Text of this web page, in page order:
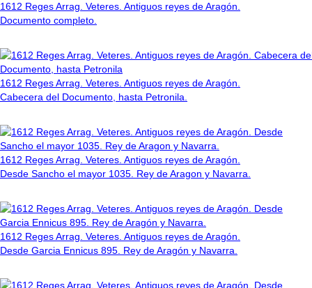
1612 Reges Arrag. Veteres. Antiguos reyes de Aragón.
Documento completo.
1612 Reges Arrag. Veteres. Antiguos reyes de Aragón.
Cabecera del Documento, hasta Petronila.
1612 Reges Arrag. Veteres. Antiguos reyes de Aragón.
Desde Sancho el mayor 1035. Rey de Aragon y Navarra.
1612 Reges Arrag. Veteres. Antiguos reyes de Aragón.
Desde Garcia Ennicus 895. Rey de Aragón y Navarra.